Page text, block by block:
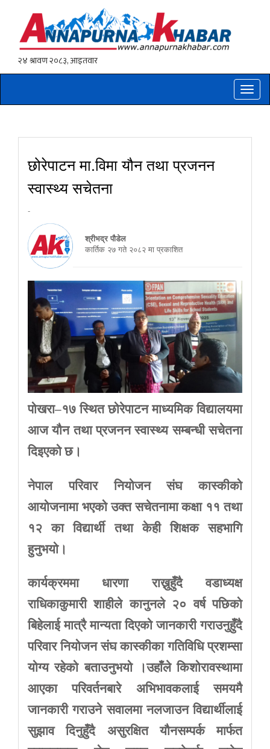
Toggle
छोरेपाटन मा.विमा यौन तथा प्रजनन
स्वास्थ्य सचेतना
-
श्रीभद्र पौडेल
कार्तिक २७ गते २०८२ मा प्रकाशित
पोखरा–१७ स्थित छोरेपाटन माध्यमिक विद्यालयमा
आज यौन तथा प्रजनन स्वास्थ्य सम्बन्धी सचेतना
दिइएको छ।
नेपाल परिवार नियोजन संघ
कास्कीको
आयोजनामा भएको उक्त सचेतनामा कक्षा ११ तथा
१२
का विद्यार्थी तथा केही शिक्षक
सहभागि
हुनुभयो।
कार्यक्रममा धारणा राख्नुहुँदै
वडाध्यक्ष
राधिकाकुमारी शाहीले कानुनले २० वर्ष पछिको
बिहेलाई मात्रै मान्यता दिएको जानकारी गराउनुहुँदै
परिवार नियोजन संघ कास्कीका गतिविधि प्रशम्सा
योग्य रहेको बताउनुभयो ।उहाँले किशोरावस्थामा
आएका
परिवर्तनबारे अभिभावकलाई
समयमै
जानकारी गराउने सवालमा नलजाउन विद्यार्थीलाई
सुझाव
दिनुहुँदै असुरक्षित यौनसम्पर्क
मार्फत